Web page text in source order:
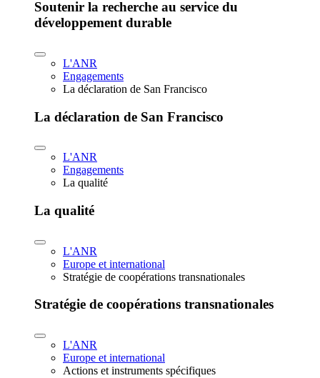
Soutenir la recherche au service du
développement durable
L'ANR
Engagements
La déclaration de San Francisco
La déclaration de San Francisco
L'ANR
Engagements
La qualité
La qualité
L'ANR
Europe et international
Stratégie de coopérations transnationales
Stratégie de coopérations transnationales
L'ANR
Europe et international
Actions et instruments spécifiques